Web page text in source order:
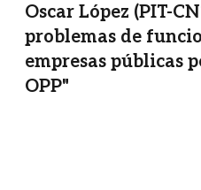
Oscar López (PIT-
problemas de
empresas públicas
OPP"